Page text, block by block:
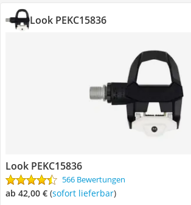
Look PEKC15836
Look PEKC15836
566 Bewertungen
ab 42,00 € ( Sofort lieferbar)